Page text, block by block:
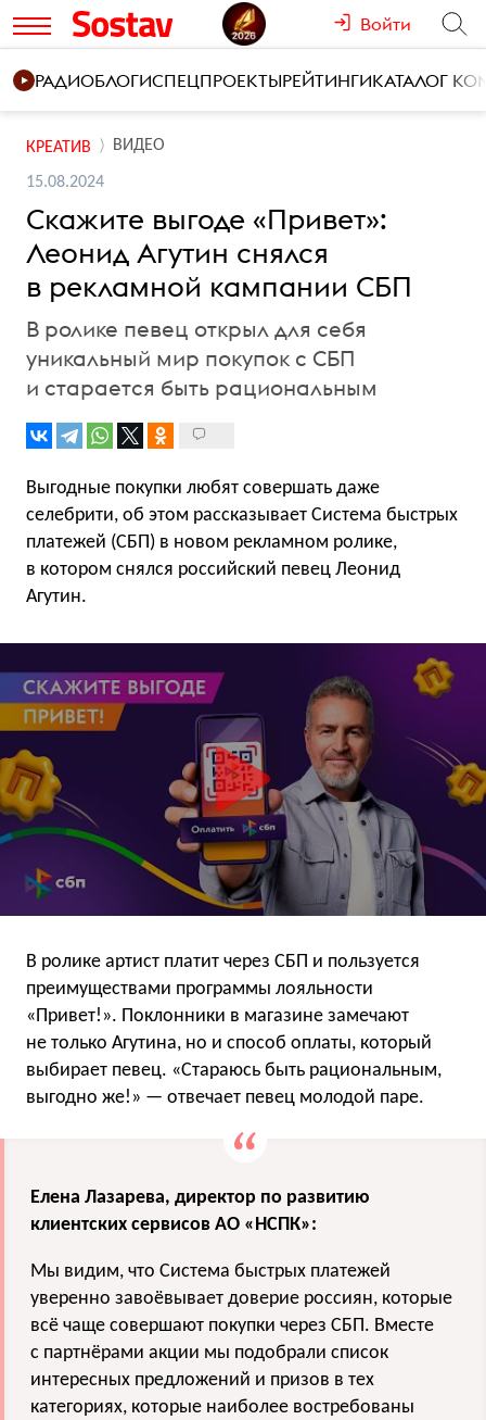
Войти
РАДИОБЛОГИСПЕЦПРОЕКТЫРЕЙТИНГИКАТАЛОГ
КРЕАТИВ ВИДЕО
15.08.2024
Скажите выгоде «Привет»:
Леонид Агутин снялся
в рекламной кампании СБП
В ролике певец открыл для себя
уникальный мир покупок с СБП
и старается быть рациональным
Выгодные покупки любят совершать даже
селебрити, об этом рассказывает Система быстрых
платежей (СБП) в новом рекламном ролике,
в котором снялся российский певец Леонид
Агутин.
В ролике артист платит через СБП и пользуется
преимуществами программы лояльности
«Привет!». Поклонники в магазине замечают
не только Агутина, но и способ оплаты, который
выбирает певец. «Стараюсь быть рациональным,
выгодно же!» — отвечает певец молодой паре.
Елена Лазарева, директор по развитию
клиентских сервисов АО «НСПК»:
Мы видим, что Система быстрых платежей
уверенно завоёвывает доверие россиян, которые
всё чаще совершают покупки через СБП. Вместе
с партнёрами акции мы подобрали список
интересных предложений и призов в тех
категориях, которые наиболее востребованы